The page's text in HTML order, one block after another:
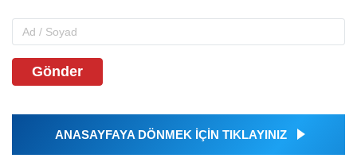
Gönder
ANASAYFAYA DÖNMEK İÇİN TIKLAYINIZ